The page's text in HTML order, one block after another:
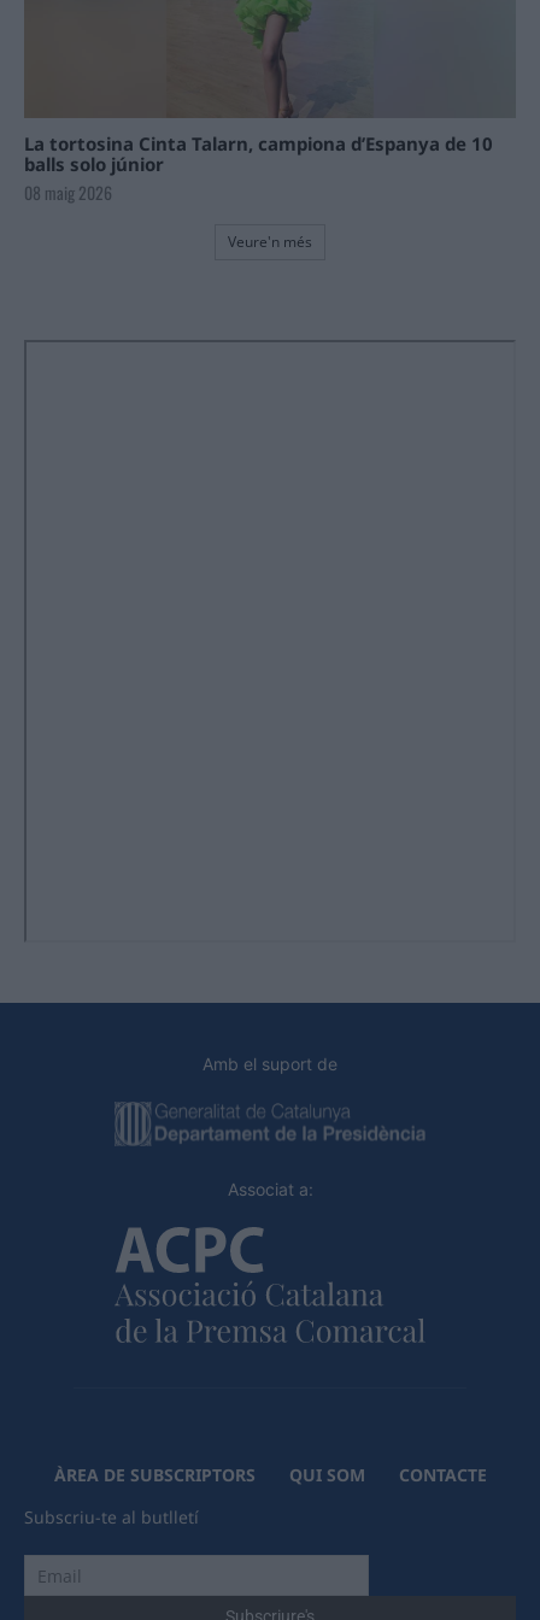
La tortosina Cinta Talarn, campiona d’Espanya de 10
balls solo júnior
08 maig 2026
Veure'n més
Amb el suport de
Associat a:
ÀREA DE SUBSCRIPTORS QUI SOM
CONTACTE
Subscriu-te al butlletí